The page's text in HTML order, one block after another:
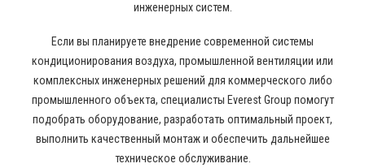
инженерных систем.
Если вы планируете внедрение современной системы
кондиционирования воздуха, промышленной вентиляции или
комплексных инженерных решений для коммерческого либо
промышленного объекта, специалисты Everest Group помогут
подобрать оборудование, разработать оптимальный проект,
выполнить качественный монтаж и обеспечить дальнейшее
техническое обслуживание.